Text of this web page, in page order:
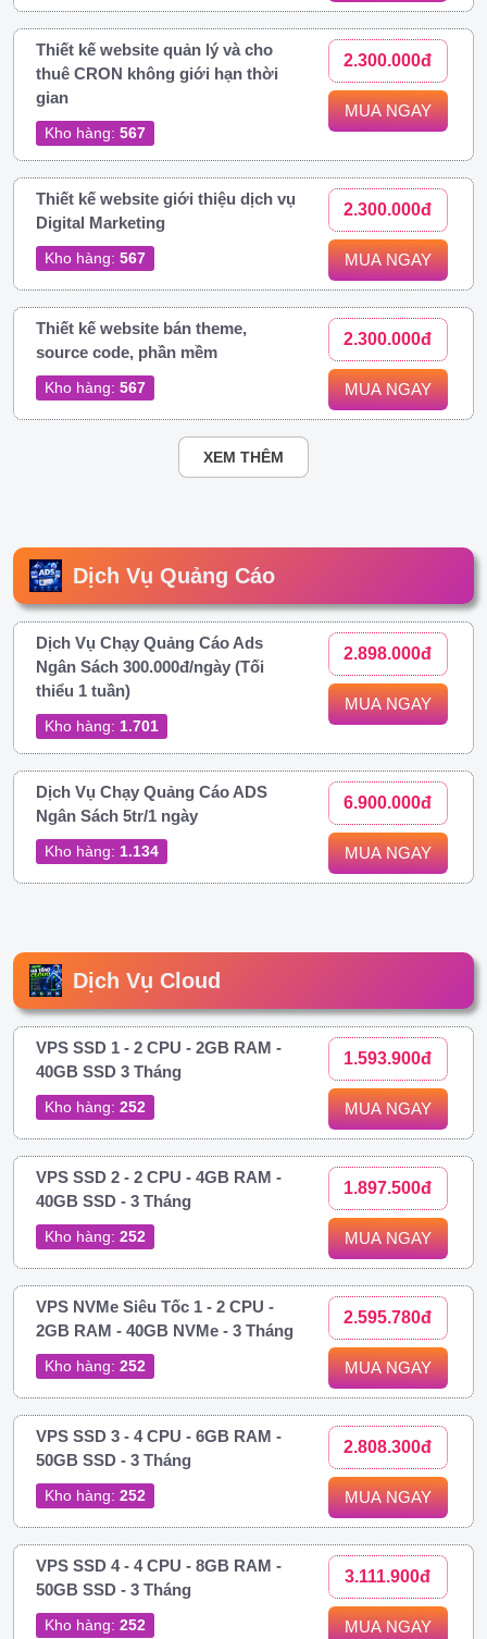
Thiết kế website quản lý và cho
thuê CRON không giới hạn thời
gian
Kho hàng: 567
2.300.000đ
MUA NGAY
Thiết kế website giới thiệu dịch vụ
Digital Marketing
Kho hàng: 567
2.300.000đ
MUA NGAY
Thiết kế website bán theme,
source code, phần mềm
Kho hàng: 567
2.300.000đ
MUA NGAY
XEM THÊM
Dịch Vụ Quảng Cáo
Dịch Vụ Chạy Quảng Cáo Ads
Ngân Sách 300.000đ/ngày (Tối
thiểu 1 tuần)
Kho hàng: 1.701
2.898.000đ
MUA NGAY
Dịch Vụ Chạy Quảng Cáo ADS
Ngân Sách 5tr/1 ngày
Kho hàng: 1.134
6.900.000đ
MUA NGAY
Dịch Vụ Cloud
VPS SSD 1 - 2 CPU - 2GB RAM -
40GB SSD 3 Tháng
Kho hàng: 252
1.593.900đ
MUA NGAY
VPS SSD 2 - 2 CPU - 4GB RAM -
40GB SSD - 3 Tháng
Kho hàng: 252
1.897.500đ
MUA NGAY
VPS NVMe Siêu Tốc 1 - 2 CPU -
2GB RAM - 40GB NVMe - 3 Tháng
Kho hàng: 252
2.595.780đ
MUA NGAY
VPS SSD 3 - 4 CPU - 6GB RAM -
50GB SSD - 3 Tháng
Kho hàng: 252
2.808.300đ
MUA NGAY
VPS SSD 4 - 4 CPU - 8GB RAM -
50GB SSD - 3 Tháng
Kho hàng: 252
3.111.900đ
MUA NGAY